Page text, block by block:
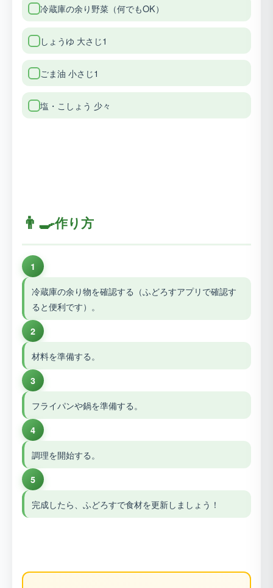
冷蔵庫の余り野菜（何でもOK）
しょうゆ 大さじ1
ごま油 小さじ1
塩・こしょう 少々
👨‍🍳作り方
1
冷蔵庫の余り物を確認する（ふどろすアプリで確認す
ると便利です）。
2
材料を準備する。
3
フライパンや鍋を準備する。
4
調理を開始する。
5
完成したら、ふどろすで食材を更新しましょう！